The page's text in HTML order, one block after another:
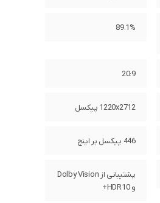
89.1%
20:9
1220x2712 پیکسل
446 پیکسل بر اینچ
پشتیبانی از Dolby Vision
و HDR10+